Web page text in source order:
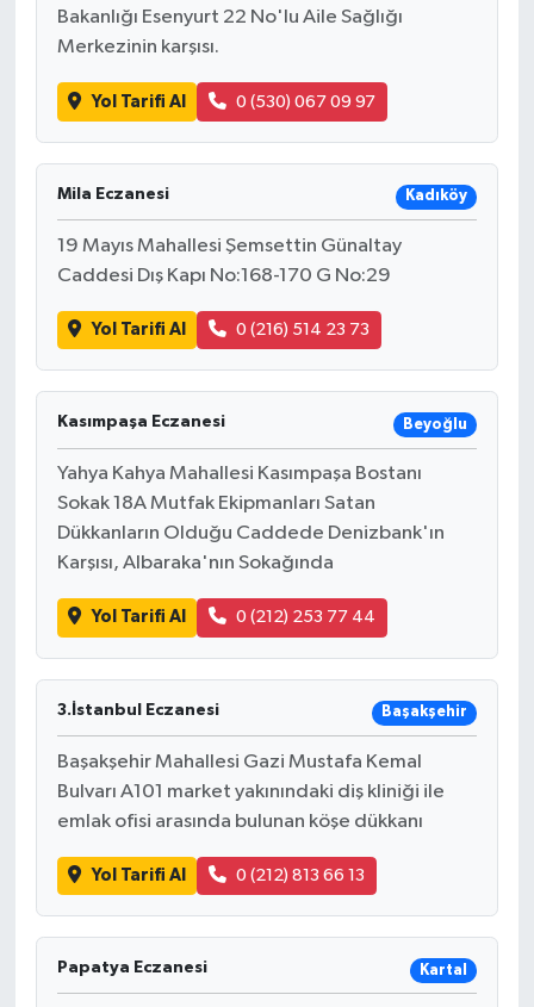
Bakanlığı Esenyurt 22 No'lu Aile Sağlığı
Merkezinin karşısı.
Yol Tarifi Al 0 (530) 067 09 97
Mila Eczanesi Kadıköy
19 Mayıs Mahallesi Şemsettin Günaltay
Caddesi Dış Kapı No:168-170 G No:29
Yol Tarifi Al 0 (216) 514 23 73
Kasımpaşa Eczanesi Beyoğlu
Yahya Kahya Mahallesi Kasımpaşa Bostanı
Sokak 18A Mutfak Ekipmanları Satan
Dükkanların Olduğu Caddede Denizbank'ın
Karşısı, Albaraka'nın Sokağında
Yol Tarifi Al 0 (212) 253 77 44
3.İstanbul Eczanesi Başakşehir
Başakşehir Mahallesi Gazi Mustafa Kemal
Bulvarı A101 market yakınındaki diş kliniği ile
emlak ofisi arasında bulunan köşe dükkanı
Yol Tarifi Al 0 (212) 813 66 13
Papatya Eczanesi Kartal